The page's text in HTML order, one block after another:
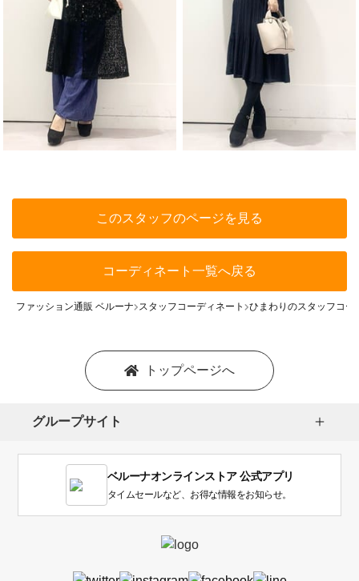
このスタッフのページを見る
コーディネート一覧へ戻る
ファッション通販 ベルーナ スタッフコーディネート ひまわりのスタッフコー
トップページへ
グループサイト
ベルーナオンラインストア 公式アプリ
タイムセールなど、お得な情報をお知らせ。